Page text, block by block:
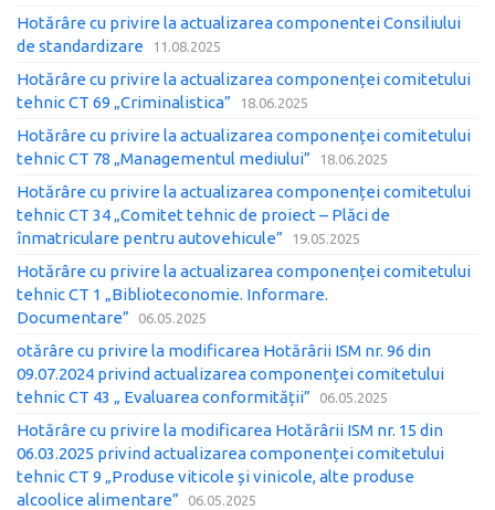
Hotărâre cu privire la actualizarea componentei Consiliului
de standardizare
11.08.2025
Hotărâre cu privire la actualizarea componenței comitetului
tehnic CT 69 „Criminalistica”
18.06.2025
Hotărâre cu privire la actualizarea componenței comitetului
tehnic CT 78 „Managementul mediului”
18.06.2025
Hotărâre cu privire la actualizarea componenței comitetului
tehnic CT 34 „Comitet tehnic de proiect – Plăci de
înmatriculare pentru autovehicule”
19.05.2025
Hotărâre cu privire la actualizarea componenței comitetului
tehnic CT 1 „Biblioteconomie. Informare.
Documentare”
06.05.2025
otărâre cu privire la modificarea Hotărârii ISM nr. 96 din
09.07.2024 privind actualizarea componenței comitetului
tehnic CT 43 „ Evaluarea conformității”
06.05.2025
Hotărâre cu privire la modificarea Hotărârii ISM nr. 15 din
06.03.2025 privind actualizarea componenței comitetului
tehnic CT 9 „Produse viticole și vinicole, alte produse
alcoolice alimentare”
06.05.2025